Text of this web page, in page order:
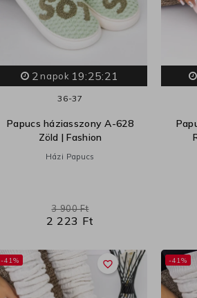
2 napok 19:25:20
36-37
Papucs háziasszony A-628
Zöld | Fashion
Házi Papucs
2 223 Ft
3 900 Ft
favorite_border
-41% -41%